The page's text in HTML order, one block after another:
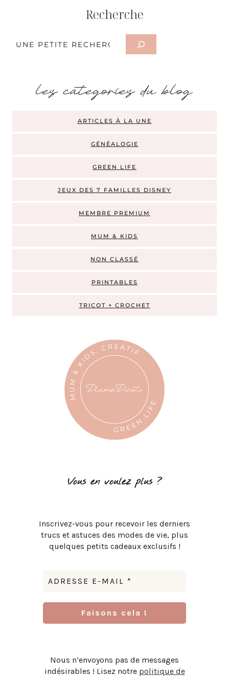
Recherche
les categories du blog
ARTICLES À LA UNE
GÉNÉALOGIE
GREEN LIFE
JEUX DES 7 FAMILLES DISNEY
MEMBRE PREMIUM
MUM & KIDS
NON CLASSÉ
PRINTABLES
TRICOT + CROCHET
Vous en voulez plus ?
Inscrivez-vous pour recevoir les derniers
trucs et astuces des modes de vie, plus
quelques petits cadeaux exclusifs !
Nous n’envoyons pas de messages
indésirables ! Lisez notre politique de